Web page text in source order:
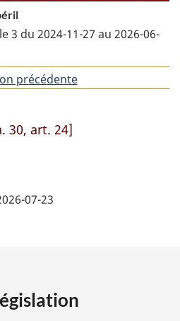
3 du 2024-11-27 au 2026-06-
précédentede
30, art. 24]
07-23